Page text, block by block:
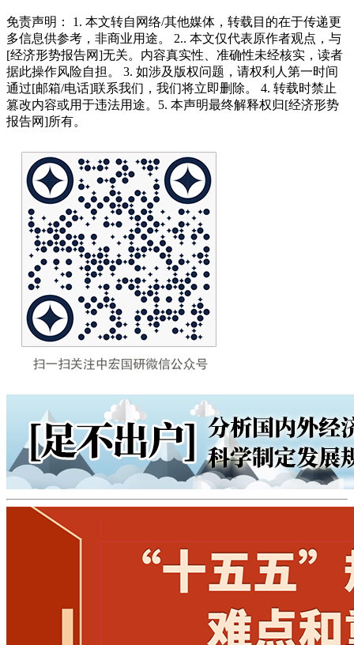
免责声明： 1. 本文转自网络/其他媒体，转载目的在于传递更
多信息供参考，非商业用途。 2.. 本文仅代表原作者观点，与
[经济形势报告网]无关。内容真实性、准确性未经核实，读者
据此操作风险自担。 3. 如涉及版权问题，请权利人第一时间
通过[邮箱/电话]联系我们，我们将立即删除。 4. 转载时禁止
篡改内容或用于违法用途。5. 本声明最终解释权归[经济形势
报告网]所有。